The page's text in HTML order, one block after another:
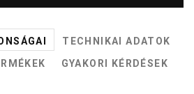
TECHNIKAI ADATOK
GYAKORI KÉRDÉSEK